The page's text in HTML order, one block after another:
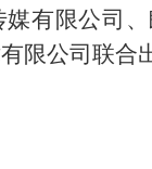
有限公司
限公司联合